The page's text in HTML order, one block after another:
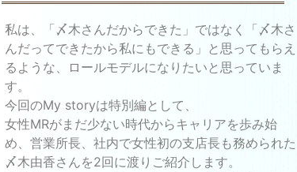
私は、「〆木さんだからできた」ではなく「〆木さ
んだってできたから私にもできる」と思ってもらえ
るような、ロールモデルになりたいと思っていま
す。
今回のMy storyは特別編として、
女性MRがまだ少ない時代からキャリアを歩み始
め、営業所長、社内で女性初の支店長も務められた
〆木由香さんを2回に渡りご紹介します。